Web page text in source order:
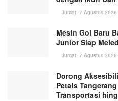
Jumat, 7 Agustus
Mesin Gol Baru
Junior Siap
Jumat, 7 Agustus
Dorong
Petals
Transportasi